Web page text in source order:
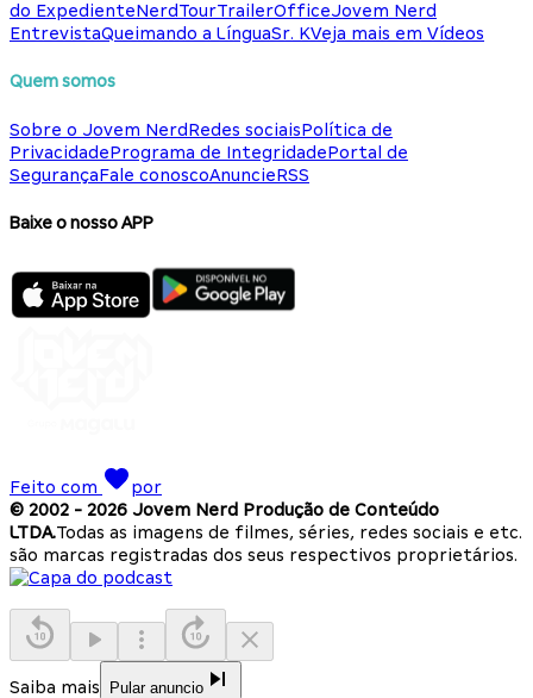
do ExpedienteNerdTourTrailerOfficeJovem Nerd
EntrevistaQueimando a LínguaSr. KVeja mais em Vídeos
Quem somos
Sobre o Jovem NerdRedes sociaisPolítica de
PrivacidadePrograma de IntegridadePortal de
SegurançaFale conoscoAnuncieRSS
Baixe o nosso APP
Feito com
por
© 2002 - 2026 Jovem Nerd Produção de Conteúdo
LTDA.Todas as imagens de filmes, séries, redes sociais e etc.
são marcas registradas dos seus respectivos proprietários.
Saiba mais Pular anuncio